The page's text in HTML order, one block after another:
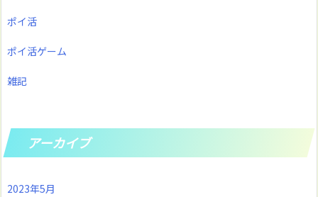
ポイ活
ポイ活ゲーム
雑記
アーカイブ
2023年5月